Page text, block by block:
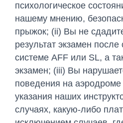
психологическое
нашему мнению,
прыжок; (ii) Вы не
результат экзамен
системе AFF или SL, а
экзамен; (iii) Вы
поведения на
указания наших
случаях, какую-либо